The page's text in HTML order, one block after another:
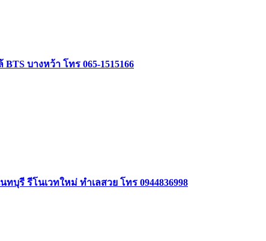
บางหว้า โทร 065-1515166
รี รีโนเวทใหม่ ทำเลสวย โทร 0944836998